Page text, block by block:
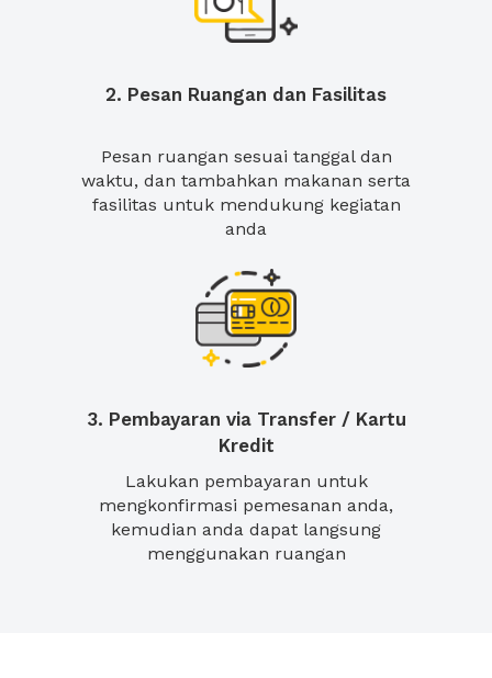
2. Pesan Ruangan dan Fasilitas
Pesan ruangan sesuai tanggal dan
waktu, dan tambahkan makanan serta
fasilitas untuk mendukung kegiatan
anda
3. Pembayaran via Transfer / Kartu
Kredit
Lakukan pembayaran untuk
mengkonfirmasi pemesanan anda,
kemudian anda dapat langsung
menggunakan ruangan